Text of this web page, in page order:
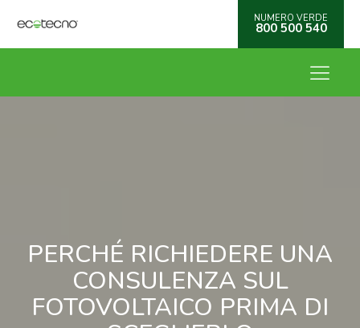
NUMERO VERDE
800 500 540
PERCHÉ RICHIEDERE UNA
CONSULENZA SUL
FOTOVOLTAICO PRIMA DI